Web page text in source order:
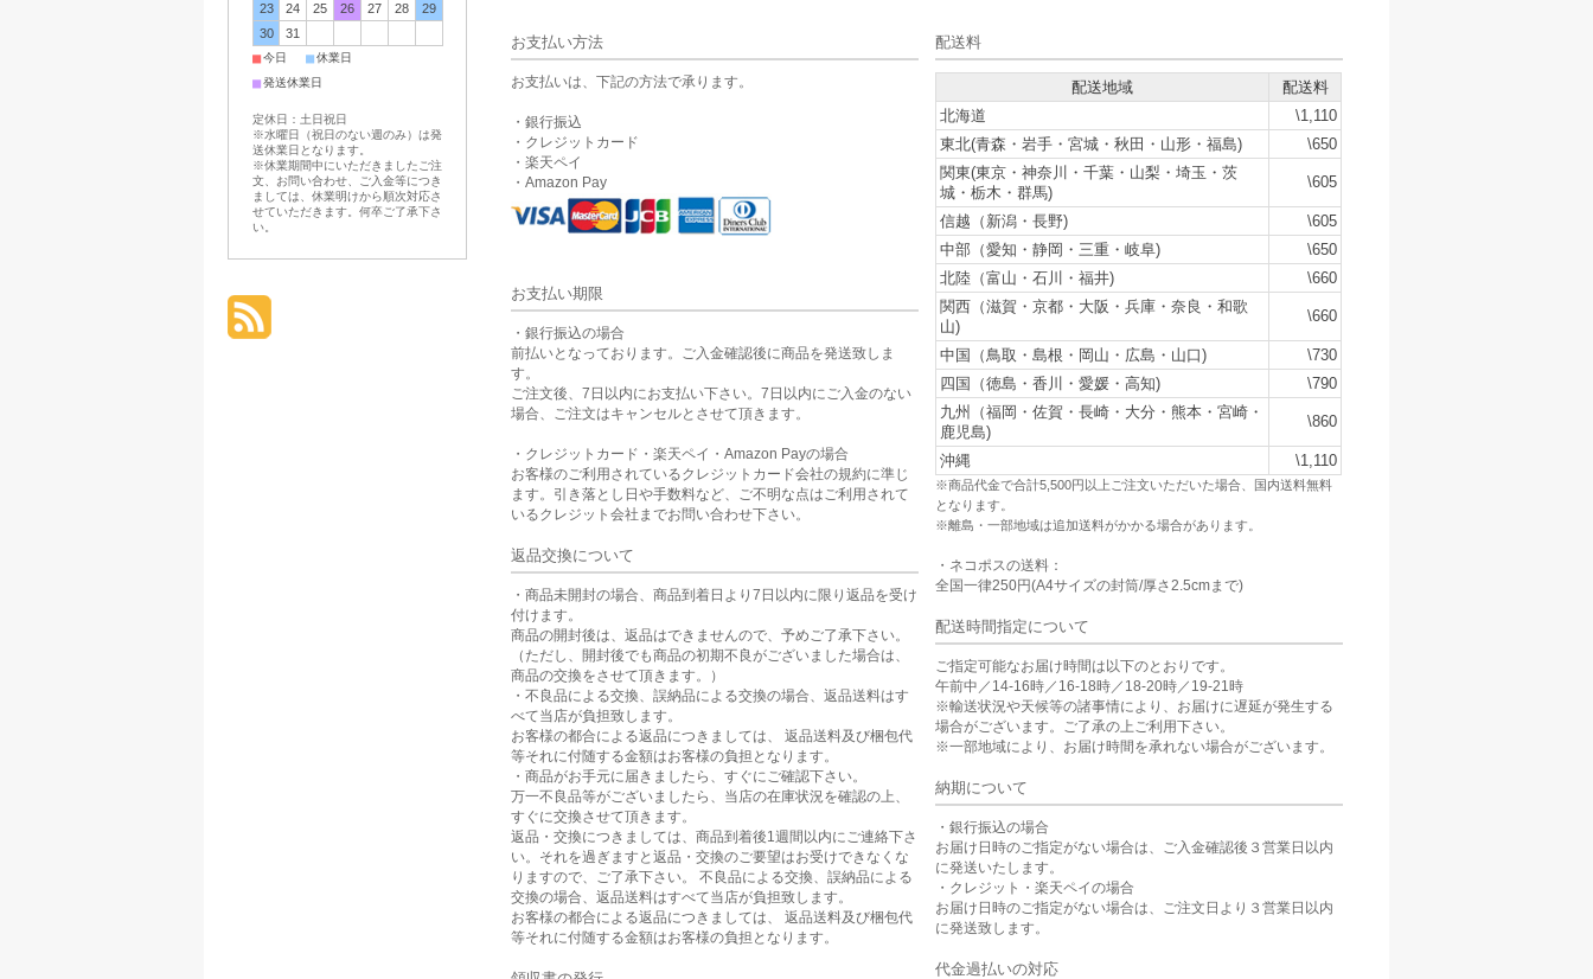
お支払い方法
お支払いは、下記の方法で承ります。
・銀行振込
・クレジットカード
・楽天ペイ
・Amazon Pay
お支払い期限
・銀行振込の場合
前払いとなっております。ご入金確認後に商品を発送致しま
す。
ご注文後、7日以内にお支払い下さい。7日以内にご入金のない
場合、ご注文はキャンセルとさせて頂きます。
・クレジットカード・楽天ペイ・Amazon Payの場合
お客様のご利用されているクレジットカード会社の規約に準じ
ます。引き落とし日や手数料など、ご不明な点はご利用されて
いるクレジット会社までお問い合わせ下さい。
返品交換について
・商品未開封の場合、商品到着日より7日以内に限り返品を受け
付けます。
商品の開封後は、返品はできませんので、予めご了承下さい。
（ただし、開封後でも商品の初期不良がございました場合は、
商品の交換をさせて頂きます。）
・不良品による交換、誤納品による交換の場合、返品送料はす
べて当店が負担致します。
お客様の都合による返品につきましては、 返品送料及び梱包代
等それに付随する金額はお客様の負担となります。
・商品がお手元に届きましたら、すぐにご確認下さい。
万一不良品等がございましたら、当店の在庫状況を確認の上、
すぐに交換させて頂きます。
返品・交換につきましては、商品到着後1週間以内にご連絡下さ
い。それを過ぎますと返品・交換のご要望はお受けできなくな
りますので、ご了承下さい。 不良品による交換、誤納品による
交換の場合、返品送料はすべて当店が負担致します。
お客様の都合による返品につきましては、 返品送料及び梱包代
等それに付随する金額はお客様の負担となります。
配送料
配送地域
配送料
北海道
\1,110
東北(青森・岩手・宮城・秋田・山形・福島)
\650
関東(東京・神奈川・千葉・山梨・埼玉・茨
城・栃木・群馬)
\605
信越（新潟・長野)
\605
中部（愛知・静岡・三重・岐阜)
\650
北陸（富山・石川・福井)
\660
関西（滋賀・京都・大阪・兵庫・奈良・和歌
山)
\660
中国（鳥取・島根・岡山・広島・山口)
\730
四国（徳島・香川・愛媛・高知)
\790
九州（福岡・佐賀・長崎・大分・熊本・宮崎・
鹿児島)
\860
沖縄 \1,110
※商品代金で合計5,500円以上ご注文いただいた場合、国内送料無料
となります。
※離島・一部地域は追加送料がかかる場合があります。
・ネコポスの送料：
全国一律250円(A4サイズの封筒/厚さ2.5cmまで)
配送時間指定について
ご指定可能なお届け時間は以下のとおりです。
午前中／14-16時／16-18時／18-20時／19-21時
※輸送状況や天候等の諸事情により、お届けに遅延が発生する
場合がございます。ご了承の上ご利用下さい。
※一部地域により、お届け時間を承れない場合がございます。
納期について
・銀行振込の場合
お届け日時のご指定がない場合は、ご入金確認後３営業日以内
に発送いたします。
・クレジット・楽天ペイの場合
お届け日時のご指定がない場合は、ご注文日より３営業日以内
に発送致します。
代金過払いの対応
23
24 25 26 27 28
29
30
31
■今日 ■休業日
■発送休業日
定休日：土日祝日
※水曜日（祝日のない週のみ）は発
送休業日となります。
※休業期間中にいただきましたご注
文、お問い合わせ、ご入金等につき
ましては、休業明けから順次対応さ
せていただきます。何卒ご了承下さ
い。